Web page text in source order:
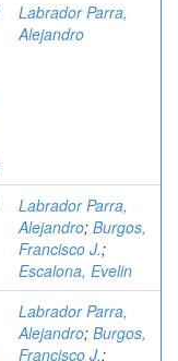
Labrador Parra,
Alejandro
Labrador Parra,
Alejandro; Burgos,
Francisco J.;
Escalona, Evelin
Labrador Parra,
Alejandro; Burgos,
Francisco J.;